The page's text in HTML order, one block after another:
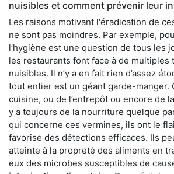
nuisibles et comment prévenir leur
Les raisons motivant l'éradication de
ne sont pas moindres. Par exemple,
l’hygiène est une question de tous les
les restaurants font face à de multiples
nuisibles. Il n’y a en fait rien d’assez
tout entier est un géant garde-manger.
cuisine, ou de l’entrepôt ou encore de
y a toujours de la nourriture quelque
qui concerne ces vermines, ils ont le
favorise des détections efficaces. Ils
atteinte à la propreté des aliments en
eux des microbes susceptibles de